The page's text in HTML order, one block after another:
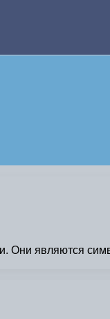
Они являются